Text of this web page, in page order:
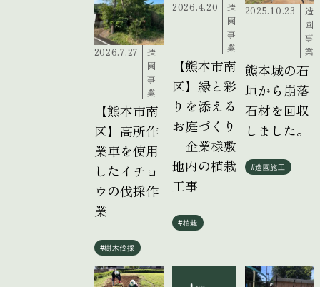
2026.7.27
造
園
事
業
【熊本市南
区】高所作
業車を使用
したイチョ
ウの伐採作
業
#樹木伐採
2026.4.20
造
園
事
業
【熊本市南
区】緑と彩
りを添える
お庭づくり
｜企業様敷
地内の植栽
工事
#植栽
2025.10.23
造
園
事
業
熊本城の石
垣から崩落
石材を回収
しました。
#造園施工